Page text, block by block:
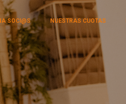
SOCI@S NUESTRAS CUOTAS